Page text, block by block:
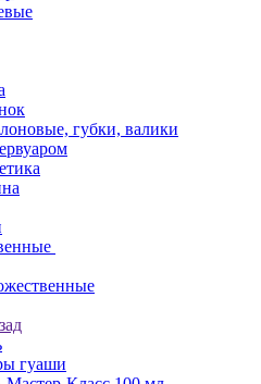
губки, валики
гуаши